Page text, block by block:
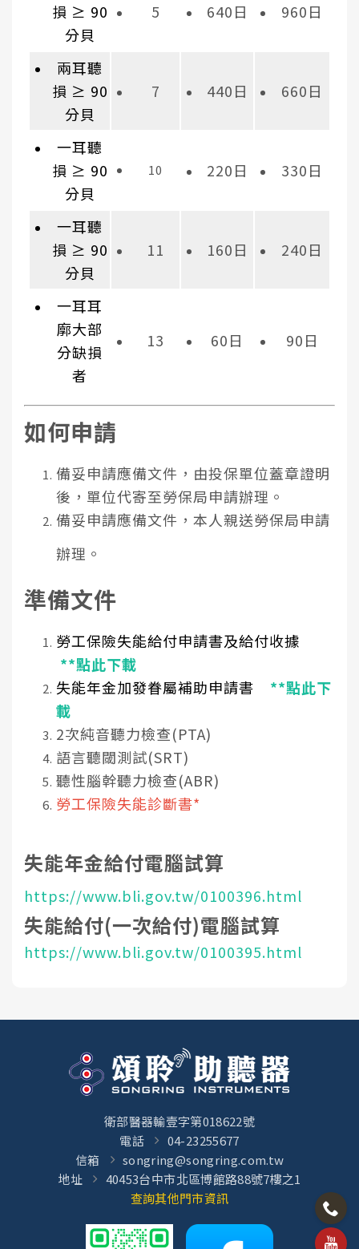
損 ≥ 90
分貝
5 640日 960日
兩耳聽
損 ≥ 90
分貝
7 440日 660日
一耳聽
損 ≥ 90
分貝
10 220日 330日
一耳聽
損 ≥ 90
分貝
11 160日 240日
一耳耳
廓大部
分缺損
者
13 60日 90日
如何申請
備妥申請應備文件，由投保單位蓋章證明
後，單位代寄至勞保局申請辦理。
備妥申請應備文件，本人親送勞保局申請
辦理。
準備文件
勞工保險失能給付申請書及給付收據
**點此下載
失能年金加發眷屬補助申請書 **點此下
載
2次純音聽力檢查(PTA)
語言聽閾測試(SRT)
聽性腦幹聽力檢查(ABR)
勞工保險失能診斷書*
失能年金給付電腦試算
https://www.bli.gov.tw/0100396.html
失能給付(一次給付)電腦試算
https://www.bli.gov.tw/0100395.html
衛部醫器輸壹字第018622號
電話
04-23255677
信箱
songring@songring.com.tw
地址
40453台中市北區博館路88號7樓之1
查詢其他門市資訊